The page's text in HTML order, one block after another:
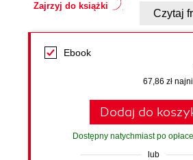
Zajrzyj do książki
Czytaj
Ebook
67,86 zł
Dodaj do
Dostępny natychmiast po
lub